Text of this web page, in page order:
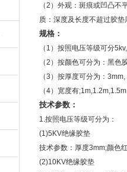
（2）外观：斑痕或凹凸
质：深度及长度不超过胶
规格：
（1）按照电压等级可分
（2）按颜色可分为：黑
（3）按厚度可分为：
（4）宽度有
技术参数：
1.按照电压等级可分为：
(1)5KV绝缘胶垫
技术参数：厚度3mm;颜色
(2)10KV绝缘胶垫